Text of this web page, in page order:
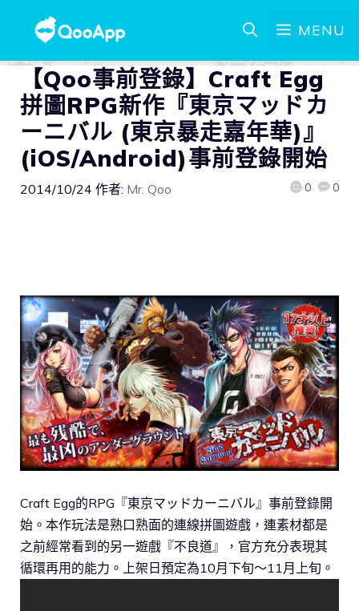
MENU
【Qoo事前登錄】Craft Egg
拼圖RPG新作『東京マッドカ
ーニバル (東京暴走嘉年華)』
(iOS/Android)事前登錄開始
2014/10/24 作者: Mr. Qoo 0 0
Craft Egg的RPG『東京マッドカーニバル』事前登錄開
始。本作玩法是熟口熟面的連線拼圖遊戲，連素材都是
之前經常看到的另一遊戲『不良道』，官方充分表現其
循環再用的能力。上架日預定為10月下旬〜11月上旬。